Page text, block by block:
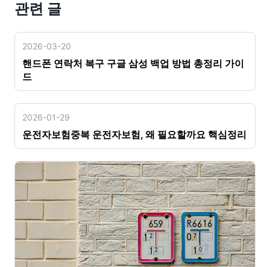
관련 글
2026-03-20
핸드폰 연락처 복구 구글 삼성 백업 방법 총정리 가이
드
2026-01-29
운전자보험중복 운전자보험, 왜 필요할까요 핵심정리